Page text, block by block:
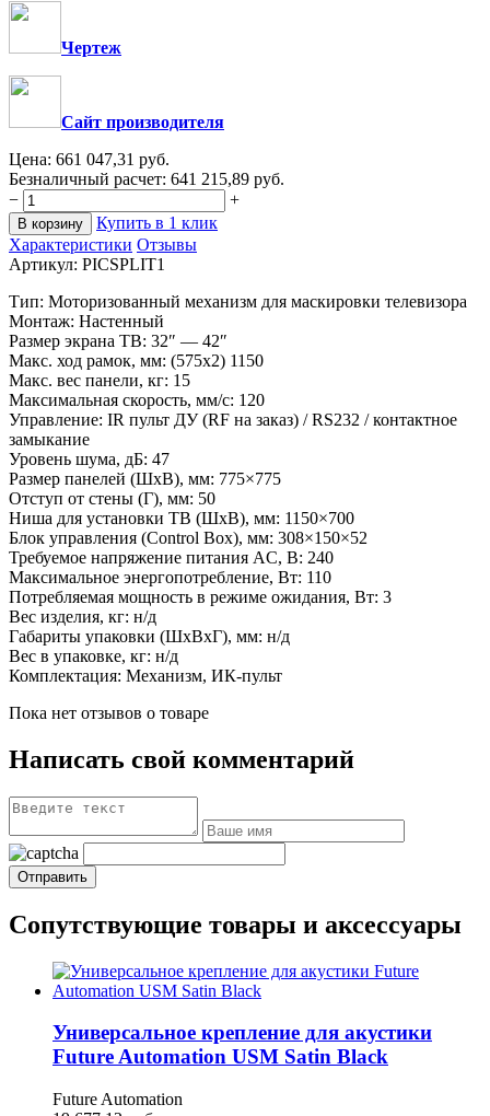
Чертеж
Сайт производителя
Цена: 661 047,31 руб.
Безналичный расчет: 641 215,89 руб.
−
+
В корзину
Купить в 1 клик
Характеристики Отзывы
Артикул: PICSPLIT1
Тип: Моторизованный механизм для маскировки телевизора
Монтаж: Настенный
Размер экрана ТВ: 32″ — 42″
Макс. ход рамок, мм: (575х2) 1150
Макс. вес панели, кг: 15
Максимальная скорость, мм/с: 120
Управление: IR пульт ДУ (RF на заказ) / RS232 / контактное
замыкание
Уровень шума, дБ: 47
Размер панелей (ШхВ), мм: 775×775
Отступ от стены (Г), мм: 50
Ниша для установки ТВ (ШхВ), мм: 1150×700
Блок управления (Control Box), мм: 308×150×52
Требуемое напряжение питания AC, B: 240
Максимальное энергопотребление, Вт: 110
Потребляемая мощность в режиме ожидания, Вт: 3
Вес изделия, кг: н/д
Габариты упаковки (ШхВхГ), мм: н/д
Вес в упаковке, кг: н/д
Комплектация: Механизм, ИК-пульт
Пока нет отзывов о товаре
Написать свой комментарий
Сопутствующие товары и аксессуары
Универсальное крепление для акустики
Future Automation USM Satin Black
Future Automation